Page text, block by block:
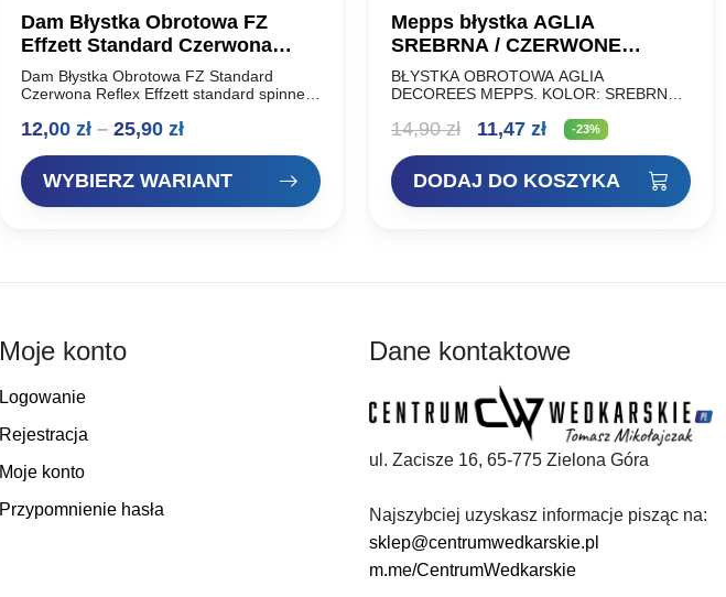
Dam Błystka Obrotowa FZ
Effzett Standard Czerwona
Reflex
Dam Błystka Obrotowa FZ Standard
Czerwona Reflex Effzett standard spinner
renomowanego producenta, oferta dla
wodzie, skuteczne…
12,00 zł – 25,90 złZakres
cen:
od
WYBIERZ WARIANT
Mepps błystka AGLIA
SREBRNA / CZERWONE
KROPKI #1
BŁYSTKA OBROTOWA AGLIA
DECOREES MEPPS. KOLOR: SREBRNA
NR 00 1,5 g NR 0 2,5 g NR 1 3,5 g NR…
14,90zł
Pierwotna
cena
wynosiła:
11,47 złAktualna
cena
wynosi:
-23%
DODAJ DO KOSZYKA
Moje konto
Logowanie
Rejestracja
Moje konto
Przypomnienie hasła
Dane kontaktowe
ul. Zacisze 16, 65-775 Zielona Góra
Najszybciej uzyskasz informacje pisząc na:
sklep@centrumwedkarskie.pl
m.me/CentrumWedkarskie